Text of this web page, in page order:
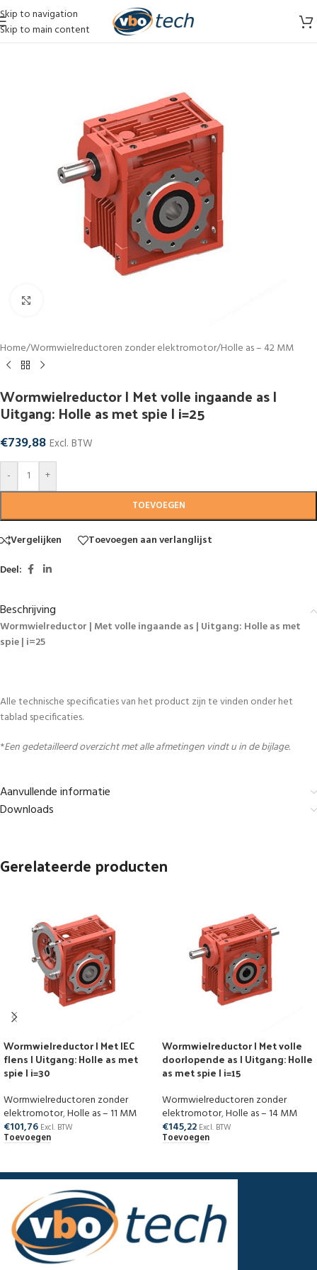
Skip to navigation
Skip to main content
Home/Wormwielreductoren zonder elektromotor/Holle as – 42 MM
Wormwielreductor | Met volle ingaande as |
Uitgang: Holle as met spie | i=25
€739,88 Excl. BTW
-
+
TOEVOEGEN
Vergelijken
Toevoegen aan verlanglijst
Deel:
Beschrijving
Wormwielreductor | Met volle ingaande as | Uitgang: Holle as met
spie | i=25
Alle technische specificaties van het product zijn te vinden onder het
tablad specificaties.
*Een gedetailleerd overzicht met alle afmetingen vindt u in de bijlage.
Aanvullende informatie
Downloads
Gerelateerde producten
Wormwielreductor | Met IEC
flens | Uitgang: Holle as met
spie | i=30
Wormwielreductoren zonder
elektromotor,Holle as – 11 MM
€101,76 Excl. BTW
Toevoegen
Wormwielreductor | Met volle
doorlopende as | Uitgang: Holle
as met spie | i=15
Wormwielreductoren zonder
elektromotor,Holle as – 14 MM
€145,22 Excl. BTW
Toevoegen